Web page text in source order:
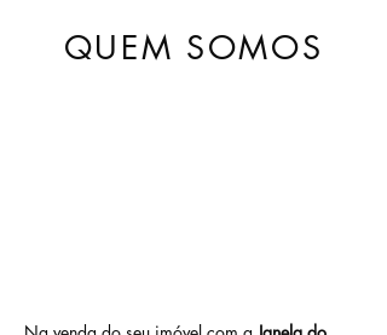
QUEM SOMOS